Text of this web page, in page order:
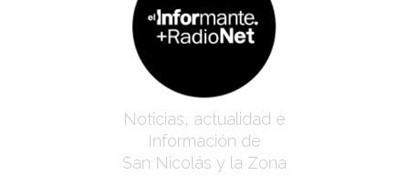
Noticias, actualidad e
Información de
San Nicolás y la Zona